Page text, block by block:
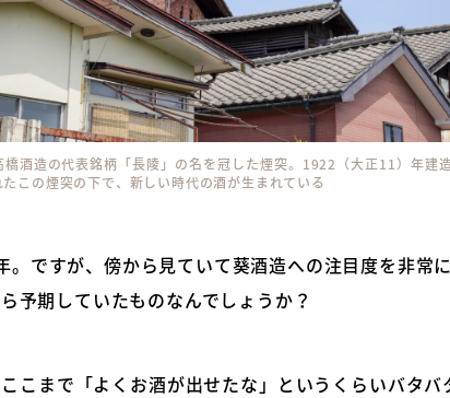
酒造の代表銘柄「長陵」の名を冠した煙突。1922（大正11）年建
この煙突の下で、新しい時代の酒が生まれている
ですが、傍から見ていて葵酒造への注目度を非常
予期していたものなんでしょうか？
こまで「よくお酒が出せたな」というくらいバタバ